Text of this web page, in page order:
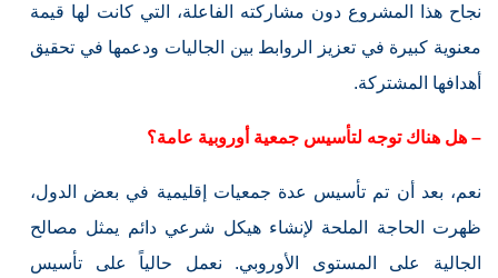
نجاح هذا المشروع دون مشاركته الفاعلة، التي كانت لها قيمة
معنوية كبيرة في تعزيز الروابط بين الجاليات ودعمها في تحقيق
أهدافها المشتركة.
– هل هناك توجه لتأسيس جمعية أوروبية عامة؟
نعم، بعد أن تم تأسيس عدة جمعيات إقليمية في بعض الدول،
ظهرت الحاجة الملحة لإنشاء هيكل شرعي دائم يمثل مصالح
الجالية على المستوى الأوروبي. نعمل حالياً على تأسيس